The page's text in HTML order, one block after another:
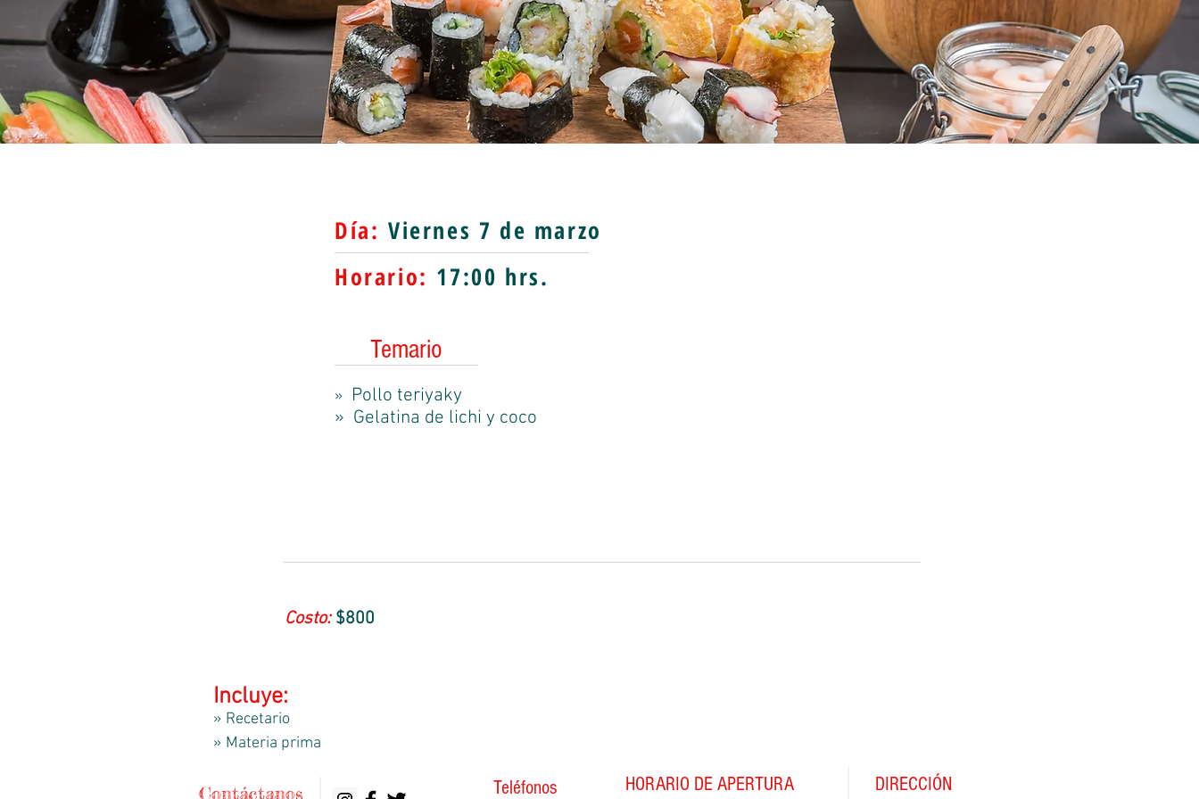
Día: Viernes 7 de marzo
Horario: 17:00 hrs.
Temario
» Pollo teriyaky
» Gelatina de lichi y coco
Costo: $800
Incluye:
» Recetario
» Materia prima
Contáctanos Teléfonos HORARIO DE APERTURA DIRECCIÓN